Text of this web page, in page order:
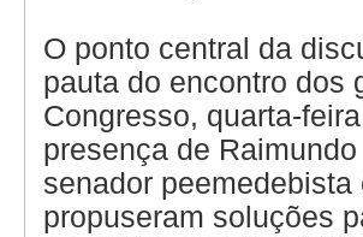
O ponto central da
pauta do encontro dos
Congresso, quarta-
presença de
senador
propuseram soluções